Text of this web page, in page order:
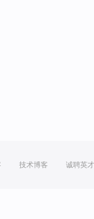
技术博客 诚聘英才